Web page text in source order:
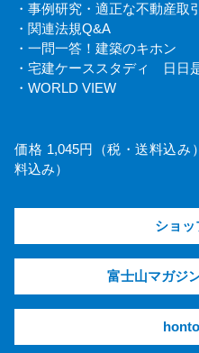
・事例研究・適正な不動産取
・関連法規Q&A
・一問一答！建築のキホン
・宅建ケーススタディ 日日
・WORLD VIEW
価格 1,045円（税・送料込
料込み）
ショッ
富士山マガジ